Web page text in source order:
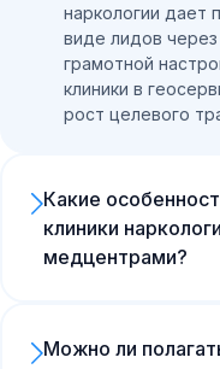
наркологии дает
виде лидов
грамотной
клиники в
рост целевого
Какие
клиники
медцентрами?
трафик, так как
Можно ли